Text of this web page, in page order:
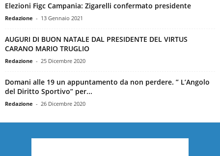
Elezioni Figc Campania: Zigarelli confermato presidente
Redazione - 13 Gennaio 2021
AUGURI DI BUON NATALE DAL PRESIDENTE DEL VIRTUS
CARANO MARIO TRUGLIO
Redazione - 25 Dicembre 2020
Domani alle 19 un appuntamento da non perdere. ” L’Angolo
del Diritto Sportivo” per...
Redazione - 26 Dicembre 2020